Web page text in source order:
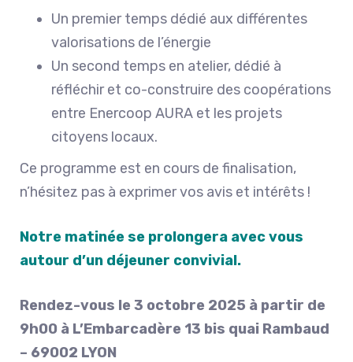
Un premier temps dédié aux différentes
valorisations de l’énergie
Un second temps en atelier, dédié à
réfléchir et co-construire des coopérations
entre Enercoop AURA et les projets
citoyens locaux.
Ce programme est en cours de finalisation,
n’hésitez pas à exprimer vos avis et intérêts !
Notre matinée se prolongera avec vous
autour d’un déjeuner convivial.
Rendez-vous le 3 octobre 2025 à partir de
9h00 à L’Embarcadère 13 bis quai Rambaud
– 69002 LYON